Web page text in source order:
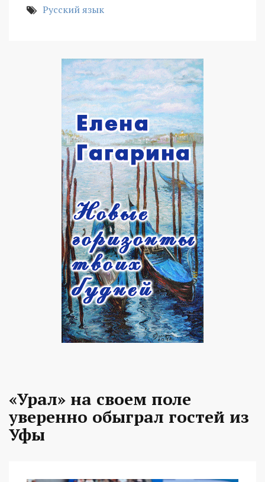
Русский язык
«Урал» на своем поле
уверенно обыграл гостей из
Уфы